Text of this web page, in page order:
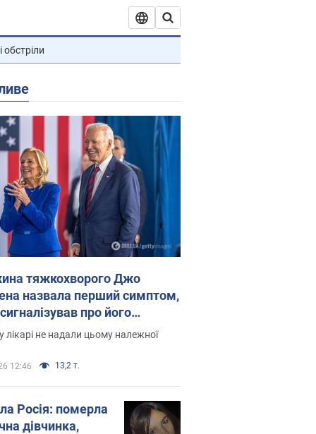
обстріли
тяжкохворого Джо
назвала перший симптом,
про його
рак
лікарі не надали цьому належної
12:46 13,2 т.
Росія: померла
дівчинка,